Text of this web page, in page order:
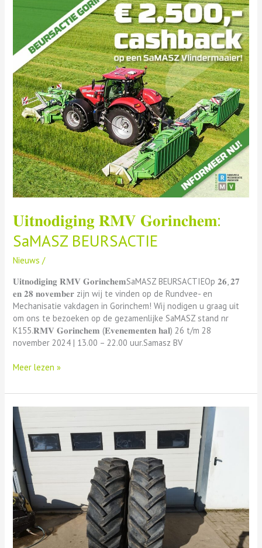
𝐔𝐢𝐭𝐧𝐨𝐝𝐢𝐠𝐢𝐧𝐠 𝐑𝐌𝐕 𝐆𝐨𝐫𝐢𝐧𝐜𝐡𝐞𝐦:
SaMASZ BEURSACTIE
Nieuws /
𝐔𝐢𝐭𝐧𝐨𝐝𝐢𝐠𝐢𝐧𝐠 𝐑𝐌𝐕 𝐆𝐨𝐫𝐢𝐧𝐜𝐡𝐞𝐦SaMASZ BEURSACTIEOp 𝟐𝟔, 𝟐𝟕
𝐞𝐧 𝟐𝟖 𝐧𝐨𝐯𝐞𝐦𝐛𝐞𝐫 zijn wij te vinden op de Rundvee- en
Mechanisatie vakdagen in Gorinchem! Wij nodigen u graag uit
om ons te bezoeken op de gezamenlijke SaMASZ stand nr
K155.𝐑𝐌𝐕 𝐆𝐨𝐫𝐢𝐧𝐜𝐡𝐞𝐦 (𝐄𝐯𝐞𝐧𝐞𝐦𝐞𝐧𝐭𝐞𝐧 𝐡𝐚𝐥) 26 t/m 28
november 2024 | 13.00 – 22.00 uur.Samasz BV
Meer lezen »
#219
Mitas
TD-
13
16.9R28